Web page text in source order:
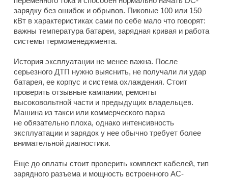
зарядку без ошибок и обрывов. Пиковые 100 или 150
кВт в характеристиках сами по себе мало что говорят:
важны температура батареи, зарядная кривая и работа
системы термоменеджмента.
История эксплуатации не менее важна. После
серьезного ДТП нужно выяснить, не получали ли удар
батарея, ее корпус и система охлаждения. Стоит
проверить отзывные кампании, ремонты
высоковольтной части и предыдущих владельцев.
Машина из такси или коммерческого парка
не обязательно плоха, однако интенсивность
эксплуатации и зарядок у нее обычно требует более
внимательной диагностики.
Еще до оплаты стоит проверить комплект кабелей, тип
зарядного разъема и мощность встроенного AC-